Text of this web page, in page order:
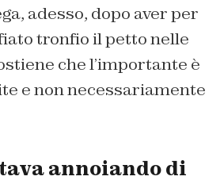
adesso, dopo aver per
tronfio il petto nelle
che l’importante è
e non necessariamente
annoiando di